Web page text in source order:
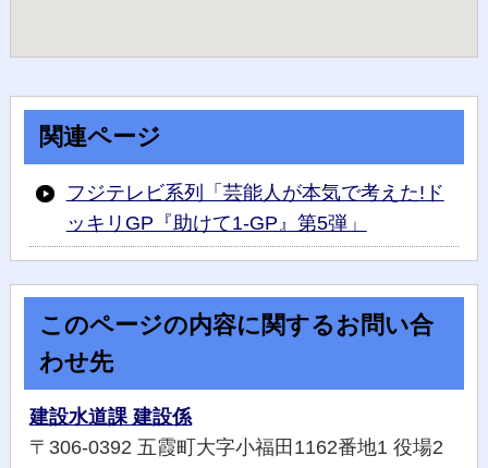
関連ページ
フジテレビ系列「芸能人が本気で考えた!ド
ッキリGP『助けて1-GP』第5弾」
このページの内容に関するお問い合
わせ先
建設水道課 建設係
〒306-0392 五霞町大字小福田1162番地1 役場2